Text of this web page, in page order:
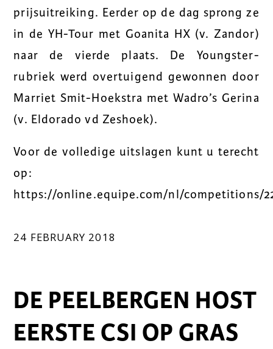
prijsuitreiking. Eerder op de dag sprong ze
in de YH-Tour met Goanita HX (v. Zandor)
naar de vierde plaats. De Youngster-
rubriek werd overtuigend gewonnen door
Marriet Smit-Hoekstra met Wadro’s Gerina
(v. Eldorado vd Zeshoek).
Voor de volledige uitslagen kunt u terecht
op:
https://online.equipe.com/nl/competitions/
24 FEBRUARY 2018
DE PEELBERGEN HOST
EERSTE CSI OP GRAS